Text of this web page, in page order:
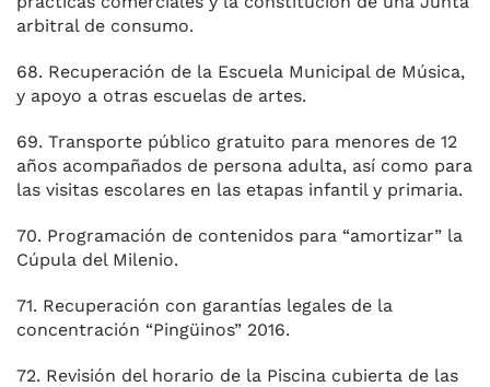
arbitral de consumo.
68. Recuperación de la Escuela Municipal de Música,
y apoyo a otras escuelas de artes.
69. Transporte público gratuito para menores de 12
años acompañados de persona adulta, así como para
las visitas escolares en las etapas infantil y primaria.
70. Programación de contenidos para “amortizar” la
Cúpula del Milenio.
71. Recuperación con garantías legales de la
concentración “Pingüinos” 2016.
72. Revisión del horario de la Piscina cubierta de las